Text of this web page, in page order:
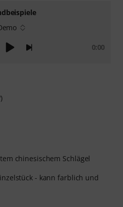
0:00
chinesischem Schlägel
- kann farblich und